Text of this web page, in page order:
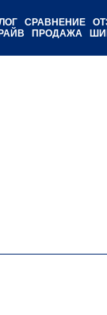
СРАВНЕНИЕ
ПРОДАЖА